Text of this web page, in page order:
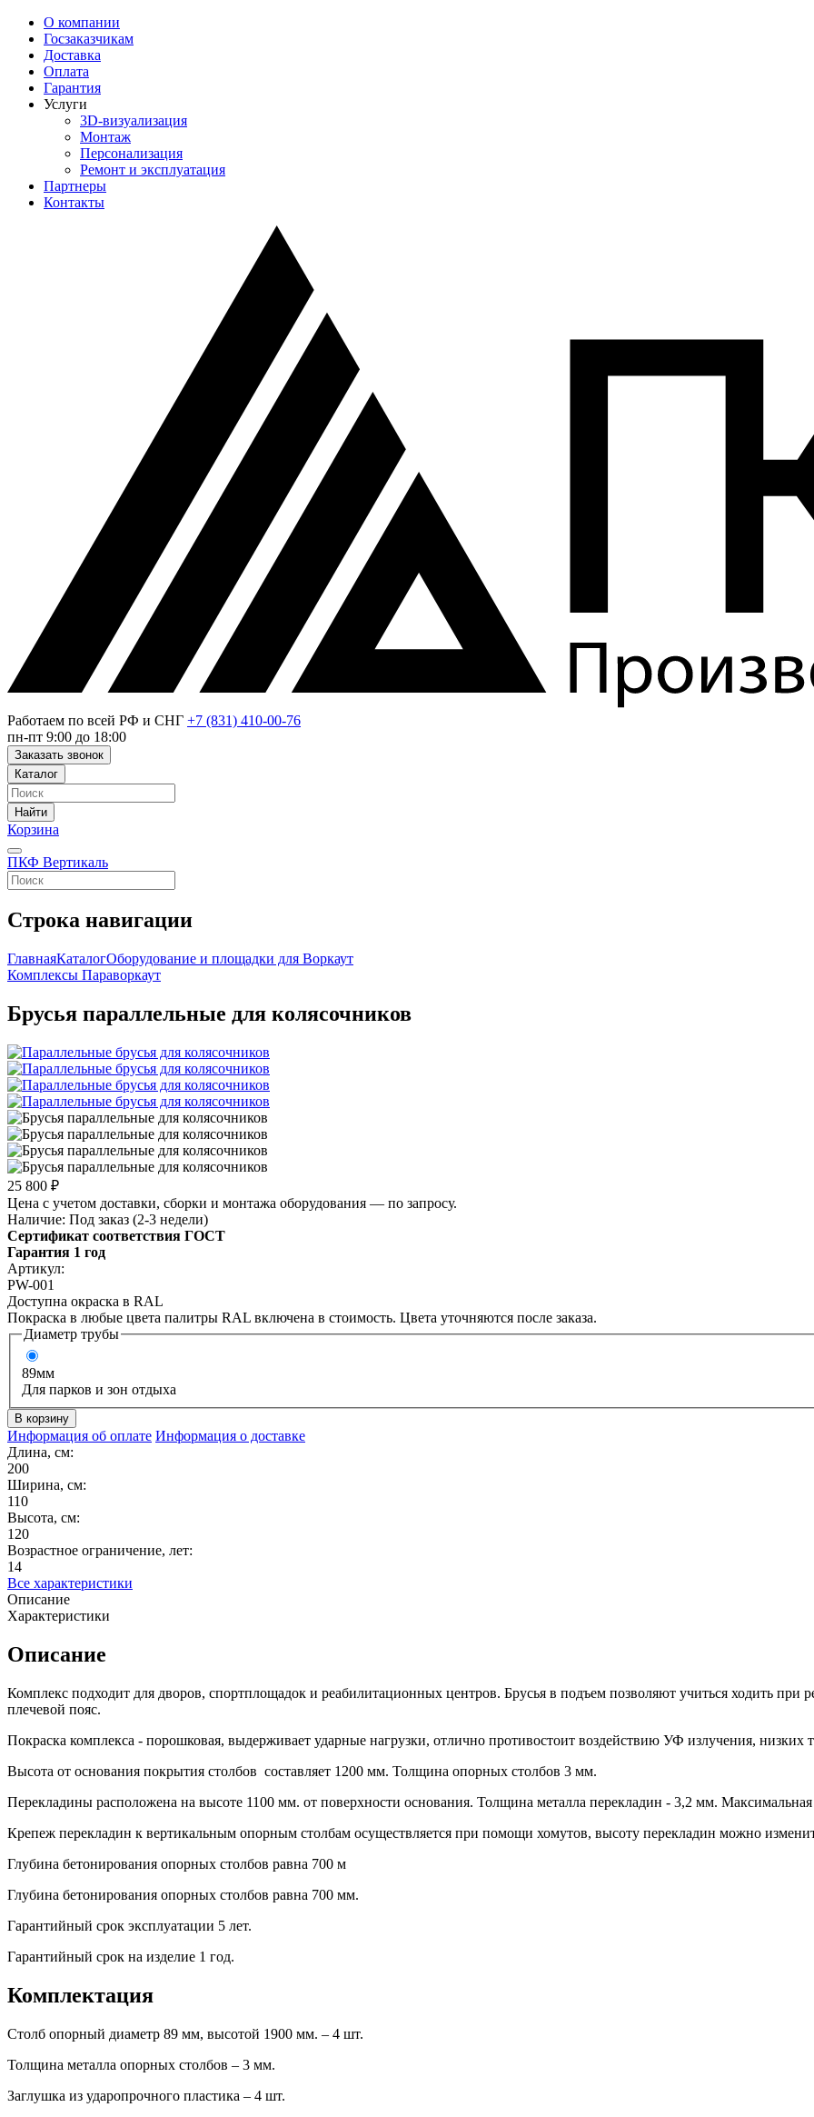
О компании
Госзаказчикам
Доставка
Оплата
Гарантия
Услуги
3D-визуализация
Монтаж
Персонализация
Ремонт и эксплуатация
Партнеры
Контакты
Работаем по всей РФ и СНГ +7 (831) 410-00-76
пн-пт 9:00 до 18:00
Заказать звонок
Каталог
Найти
Корзина
ПКФ Вертикаль
Строка навигации
ГлавнаяКаталогОборудование и площадки для Воркаут
Комплексы Параворкаут
Брусья параллельные для колясочников
25 800 ₽
Цена с учетом доставки, сборки и монтажа оборудования — по запросу.
Наличие: Под заказ (2-3 недели)
Сертификат соответствия ГОСТ
Гарантия 1 год
Артикул:
PW-001
Доступна окраска в RAL
Покраска в любые цвета палитры RAL включена в стоимость. Цвета уточняются после заказа.
Диаметр трубы
89мм
Для парков и зон отдыха
Информация об оплате Информация о доставке
Длина, см:
200
Ширина, см:
110
Высота, см:
120
Возрастное ограничение, лет:
14
Все характеристики
Описание
Характеристики
Описание
Комплекс подходит для дворов, спортплощадок и реабилитационных центров. Брусья в подъем позволяют учиться ходить при
плечевой пояс.
Покраска комплекса - порошковая, выдерживает ударные нагрузки, отлично противостоит воздействию УФ излучения, низких
Высота от основания покрытия столбов составляет 1200 мм. Толщина опорных столбов 3 мм.
Перекладины расположена на высоте 1100 мм. от поверхности основания. Толщина металла перекладин - 3,2 мм. Максимальная
Крепеж перекладин к вертикальным опорным столбам осуществляется при помощи хомутов, высоту перекладин можно
Глубина бетонирования опорных столбов равна 700 м
Глубина бетонирования опорных столбов равна 700 мм.
Гарантийный срок эксплуатации 5 лет.
Гарантийный срок на изделие 1 год.
Комплектация
Столб опорный диаметр 89 мм, высотой 1900 мм. – 4 шт.
Толщина металла опорных столбов – 3 мм.
Заглушка из ударопрочного пластика – 4 шт.